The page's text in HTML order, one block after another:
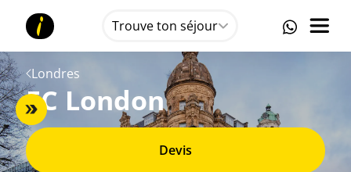
Trouve ton séjour
Londres
EC London
Devis